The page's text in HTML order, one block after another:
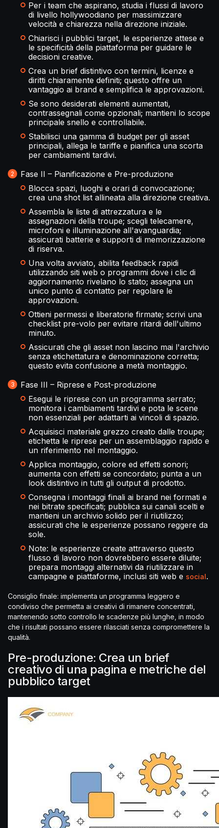
Per i team che aspirano, studia i flussi di lavoro
di livello hollywoodiano per massimizzare
velocità e chiarezza nella direzione iniziale.
Chiarisci i pubblici target, le esperienze attese e
le specificità della piattaforma per guidare le
decisioni creative.
Crea un brief distintivo con termini, licenze e
diritti chiaramente definiti; questo offre un
vantaggio ai brand e semplifica le approvazioni.
Se sono desiderati elementi aumentati,
contrassegnali come opzionali; mantieni lo scope
principale snello e controllabile.
Stabilisci una gamma di budget per gli asset
principali, allega le tariffe e pianifica una scorta
per cambiamenti tardivi.
Fase II – Pianificazione e Pre-produzione
Blocca spazi, luoghi e orari di convocazione;
crea una shot list allineata alla direzione creativa.
Assembla le liste di attrezzatura e le
assegnazioni della troupe; scegli telecamere,
microfoni e illuminazione all'avanguardia;
assicurati batterie e supporti di memorizzazione
di riserva.
Una volta avviato, abilita feedback rapidi
utilizzando siti web o programmi dove i clic di
aggiornamento rivelano lo stato; assegna un
unico punto di contatto per regolare le
approvazioni.
Ottieni permessi e liberatorie firmate; scrivi una
checklist pre-volo per evitare ritardi dell'ultimo
minuto.
Assicurati che gli asset non lascino mai l'archivio
senza etichettatura e denominazione corretta;
questo evita confusione a metà montaggio.
Fase III – Riprese e Post-produzione
Esegui le riprese con un programma serrato;
monitora i cambiamenti tardivi e pota le scene
non essenziali per adattarti ai vincoli di spazio.
Acquisisci materiale grezzo creato dalle troupe;
etichetta le riprese per un assemblaggio rapido e
un riferimento nel montaggio.
Applica montaggio, colore ed effetti sonori;
aumenta con effetti se concordato; punta a un
look distintivo in tutti gli output di prodotto.
Consegna i montaggi finali ai brand nei formati e
nei bitrate specificati; pubblica sui canali scelti e
mantieni un archivio solido per il riutilizzo;
assicurati che le esperienze possano reggere da
sole.
Note: le esperienze create attraverso questo
flusso di lavoro non dovrebbero essere diluite;
prepara montaggi alternativi da riutilizzare in
campagne e piattaforme, inclusi siti web e social.
Consiglio finale: implementa un programma leggero e
condiviso che permetta ai creativi di rimanere concentrati,
mantenendo sotto controllo le scadenze più lunghe, in modo
che i risultati possano essere rilasciati senza compromettere la
qualità.
Pre-produzione: Crea un brief
creativo di una pagina e metriche del
pubblico target